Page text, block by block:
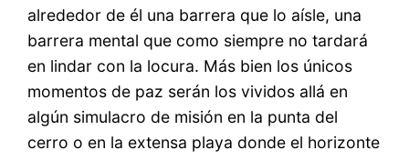
alrededor de él una barrera que lo aísle, una
barrera mental que como siempre no tardará
en lindar con la locura. Más bien los únicos
momentos de paz serán los vividos allá en
algún simulacro de misión en la punta del
cerro o en la extensa playa donde el horizonte